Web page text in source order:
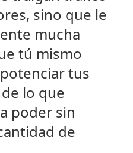
sino que le
mucha
tú mismo
tus
lo que
poder sin
de